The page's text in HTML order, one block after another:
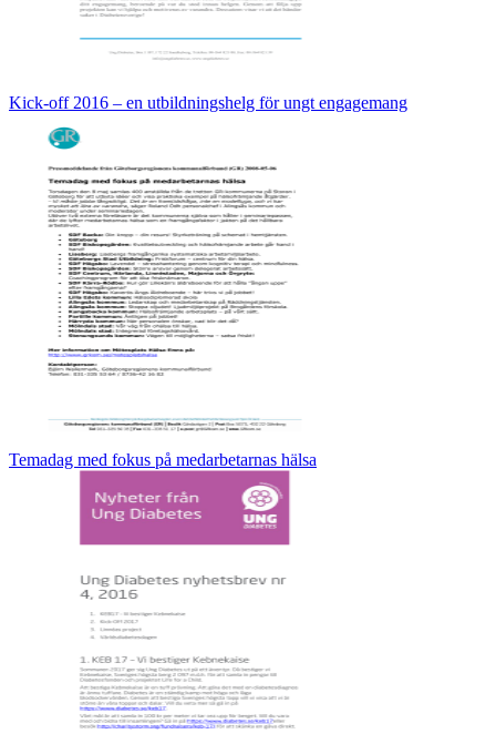
Kick-off 2016 – en utbildningshelg för ungt engagemang
Temadag med fokus på medarbetarnas hälsa